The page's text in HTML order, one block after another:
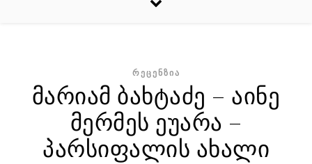
ᲠᲔᲪᲔᲜᲖᲘᲐ
მარიამ ბახტაძე – აინე
მერმეს ეუარა –
პარსიფალის ახალი